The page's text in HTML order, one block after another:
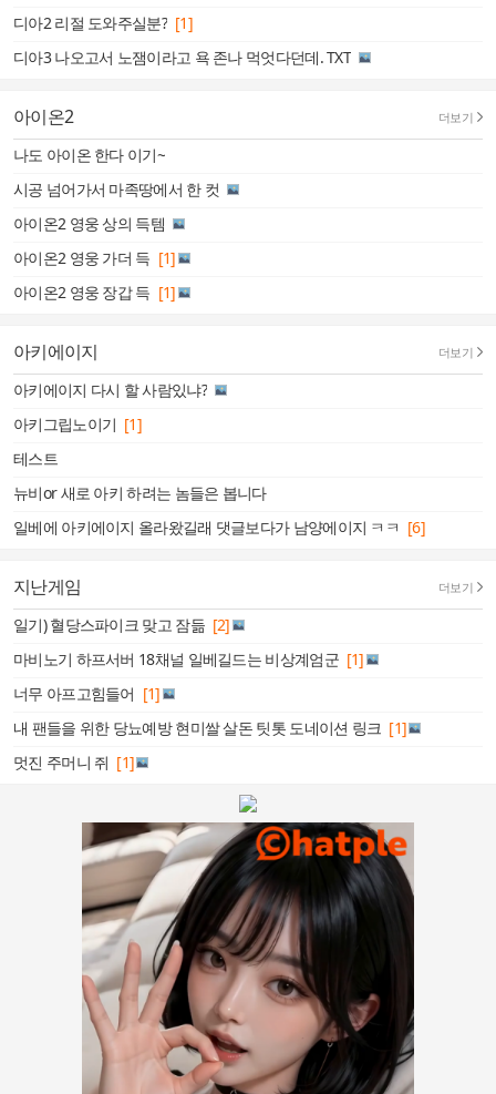
[1]
디아2 리절 도와주실분?
디아3 나오고서 노잼이라고 욕 존나 먹엇다던데. TXT
아이온2 더보기
나도 아이온 한다 이기~
시공 넘어가서 마족땅에서 한 컷
아이온2 영웅 상의 득템
[1]
아이온2 영웅 가더 득
[1]
아이온2 영웅 장갑 득
아키에이지 더보기
아키에이지 다시 할 사람있냐?
[1]
아키그립노이기
테스트
뉴비or 새로 아키 하려는 놈들은 봅니다
[6]
일베에 아키에이지 올라왔길래 댓글보다가 남양에이지 ㅋㅋ
지난게임 더보기
[2]
일기) 혈당스파이크 맞고 잠듦
[1]
마비노기 하프서버 18채널 일베길드는 비상계엄군
[1]
너무 아프고힘들어
[1]
내 팬들을 위한 당뇨예방 현미쌀 살돈 팃톳 도네이션 링크
[1]
멋진 주머니 쥐